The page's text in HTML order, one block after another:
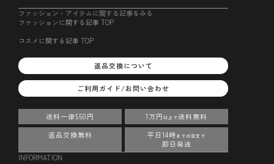
ファッション・アイテムに関する記事をみる
ファッションに関する記事 TOP
コスメに関する記事 TOP
返品交換について
ご利用ガイド/お問い合わせ
送料一律550円 1万円 以上で送料無料
返品交換無料
平日14時 までの注文で
即日発送
INFORMATION